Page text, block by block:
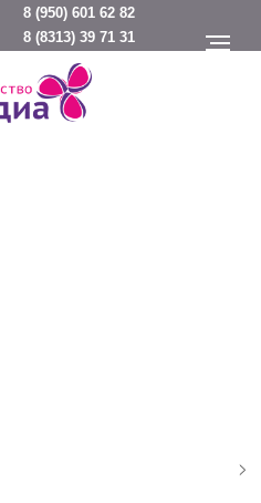
8 (950) 601 62 82
8 (8313) 39 71 31